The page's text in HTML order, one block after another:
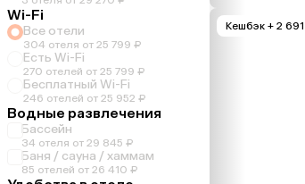
Wi-Fi
Все отели
304 отеля от 25 799 ₽
Есть Wi-Fi
270 отелей от 25 799 ₽
Бесплатный Wi-Fi
246 отелей от 25 952 ₽
Водные развлечения
Бассейн
34 отеля от 29 845 ₽
Баня / сауна / хаммам
85 отелей от 26 410 ₽
Кешбэк + 2 691